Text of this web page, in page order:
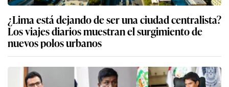
¿Lima está dejando de ser una ciudad centralista?
Los viajes diarios muestran el surgimiento de
nuevos polos urbanos